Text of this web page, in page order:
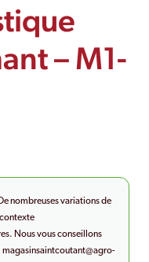
– M1-
nombreuses variations de
Nous vous conseillons
magasinsaintcoutant@agro-